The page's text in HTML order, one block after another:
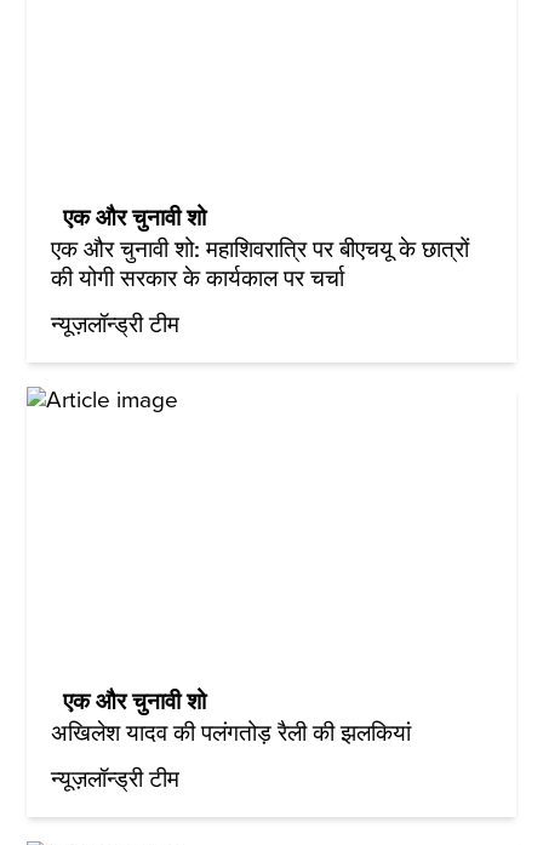
एक और चुनावी शो
एक और चुनावी शो: महाशिवरात्रि पर बीएचयू के छात्रों
की योगी सरकार के कार्यकाल पर चर्चा
न्यूज़लॉन्ड्री टीम
एक और चुनावी शो
अखिलेश यादव की पलंगतोड़ रैली की झलकियां
न्यूज़लॉन्ड्री टीम